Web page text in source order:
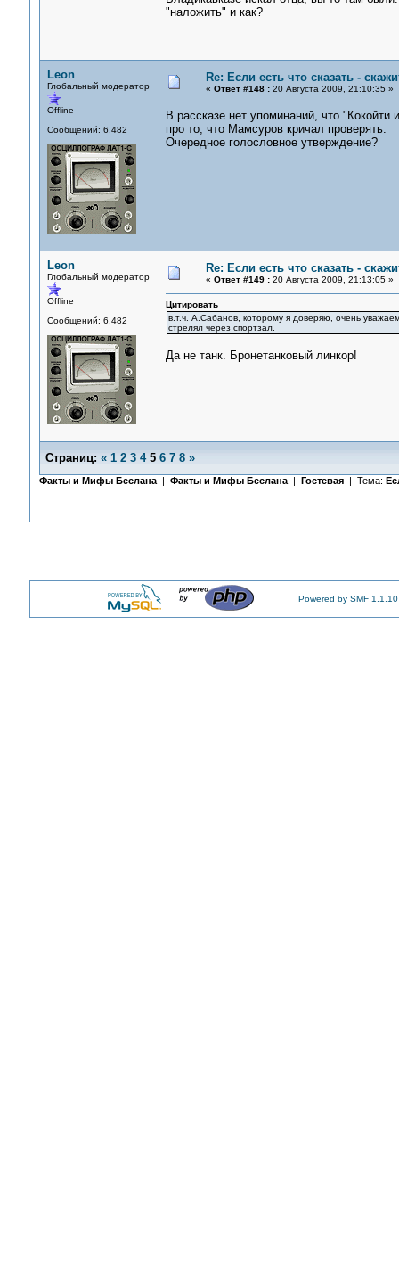
"наложить" и как?
Leon
Глобальный модератор
Offline
Сообщений: 6,482
Re: Если есть что сказать -
« Ответ #148 :20 Августа 2009, 21:10:35 »
В рассказе нет упоминаний, что
про то, что Мамсуров кричал проверять.
Очередное голословное утверждение?
Leon
Глобальный модератор
Offline
Сообщений: 6,482
Re: Если есть что сказать -
« Ответ #149 :20 Августа 2009, 21:13:05 »
Цитировать
в.т.ч. А.Сабанов, которому я доверяю, очень
стрелял через спортзал.
Да не танк. Бронетанковый линкор!
Страниц: « 1 2 3 4 5 6 7 8 »
Факты и Мифы Беслана| Факты и Мифы Беслана| Гостевая | Тема:
Powered by SMF 1.1.10